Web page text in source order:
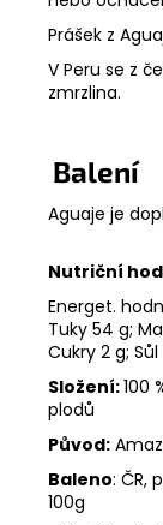
Prášek z
V Peru se z
zmrzlina.
Balení
Aguaje je
Nutriční
Energet.
Tuky 54 g;
Cukry 2 g; Sůl
Složení:100
plodů
Původ:
Baleno: ČR,
100g